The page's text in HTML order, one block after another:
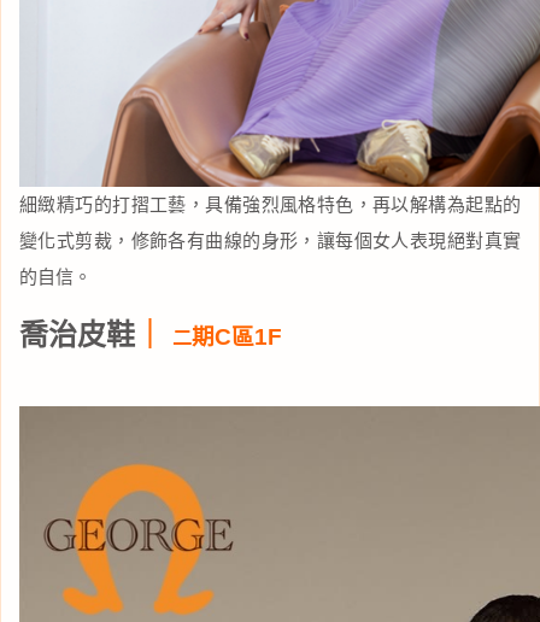
細緻精巧的打摺工藝，具備強烈風格特色，再以解構為起點的
變化式剪裁，修飾各有曲線的身形，讓每個女人表現絕對真實
的自信。
喬治皮鞋 二期C區1F